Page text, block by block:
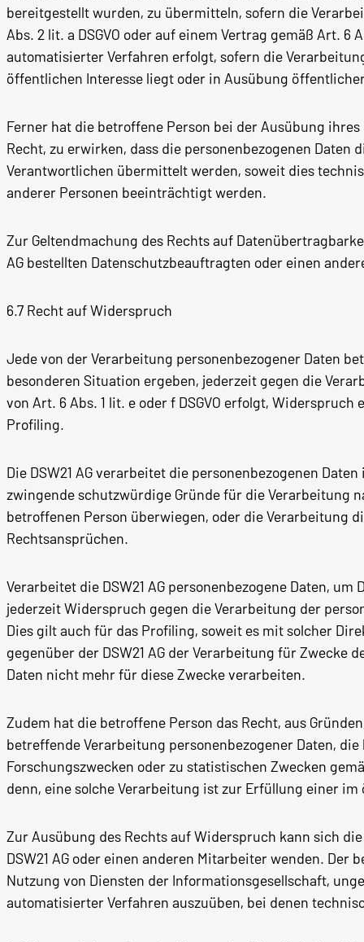
bereitgestellt wurden, zu übermitteln, sofern die
Abs. 2 lit. a DSGVO oder auf einem Vertrag gemäß Art.
automatisierter Verfahren erfolgt, sofern die
öffentlichen Interesse liegt oder in Ausübung
Ferner hat die betroffene Person bei der Ausübung
Recht, zu erwirken, dass die personenbezogenen
Verantwortlichen übermittelt werden, soweit dies
anderer Personen beeinträchtigt werden.
Zur Geltendmachung des Rechts auf
AG bestellten Datenschutzbeauftragten oder einen
6.7 Recht auf Widerspruch
Jede von der Verarbeitung personenbezogener Daten
besonderen Situation ergeben, jederzeit gegen die
von Art. 6 Abs. 1 lit. e oder f DSGVO erfolgt,
Profiling.
Die DSW21 AG verarbeitet die personenbezogenen
zwingende schutzwürdige Gründe für die Verarbeitung
betroffenen Person überwiegen, oder die Verarbeitung
Rechtsansprüchen.
Verarbeitet die DSW21 AG personenbezogene Daten,
jederzeit Widerspruch gegen die Verarbeitung der
Dies gilt auch für das Profiling, soweit es mit solcher
gegenüber der DSW21 AG der Verarbeitung für Zwecke
Daten nicht mehr für diese Zwecke verarbeiten.
Zudem hat die betroffene Person das Recht, aus
betreffende Verarbeitung personenbezogener Daten,
Forschungszwecken oder zu statistischen Zwecken
denn, eine solche Verarbeitung ist zur Erfüllung einer
Zur Ausübung des Rechts auf Widerspruch kann sich
DSW21 AG oder einen anderen Mitarbeiter wenden.
Nutzung von Diensten der Informationsgesellschaft,
automatisierter Verfahren auszuüben, bei denen